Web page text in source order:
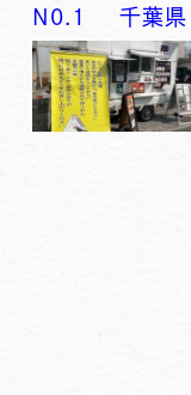
N0. 1 千葉県